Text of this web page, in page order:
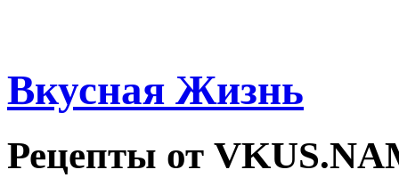
Вкусная Жизнь
Рецепты от